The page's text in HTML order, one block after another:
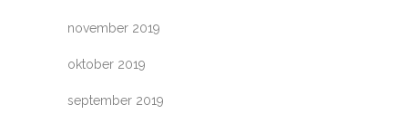
november 2019
oktober 2019
september 2019